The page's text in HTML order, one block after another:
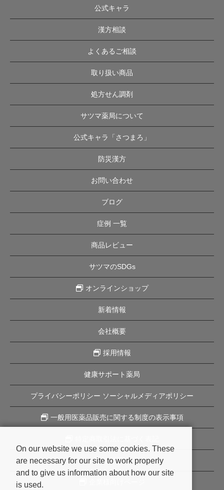
公式キャラ
漢方相談
よくあるご相談
取り扱い商品
処方せん調剤
サツマ薬局について
公式キャラ「さつまろ」
防災漢方
お問い合わせ
ブログ
症例 一覧
商品レビュー
サツマのSDGs
オンラインショップ
新着情報
会社概要
採用情報
健康サポート薬局
プライバシーポリシー ソーシャルメディアポリシー
一般用医薬品販売に関する制度の表示事項
企業理念
On our website we use some cookies. These
are necessary for our site to work properly
and to give us information about how our site
is used.